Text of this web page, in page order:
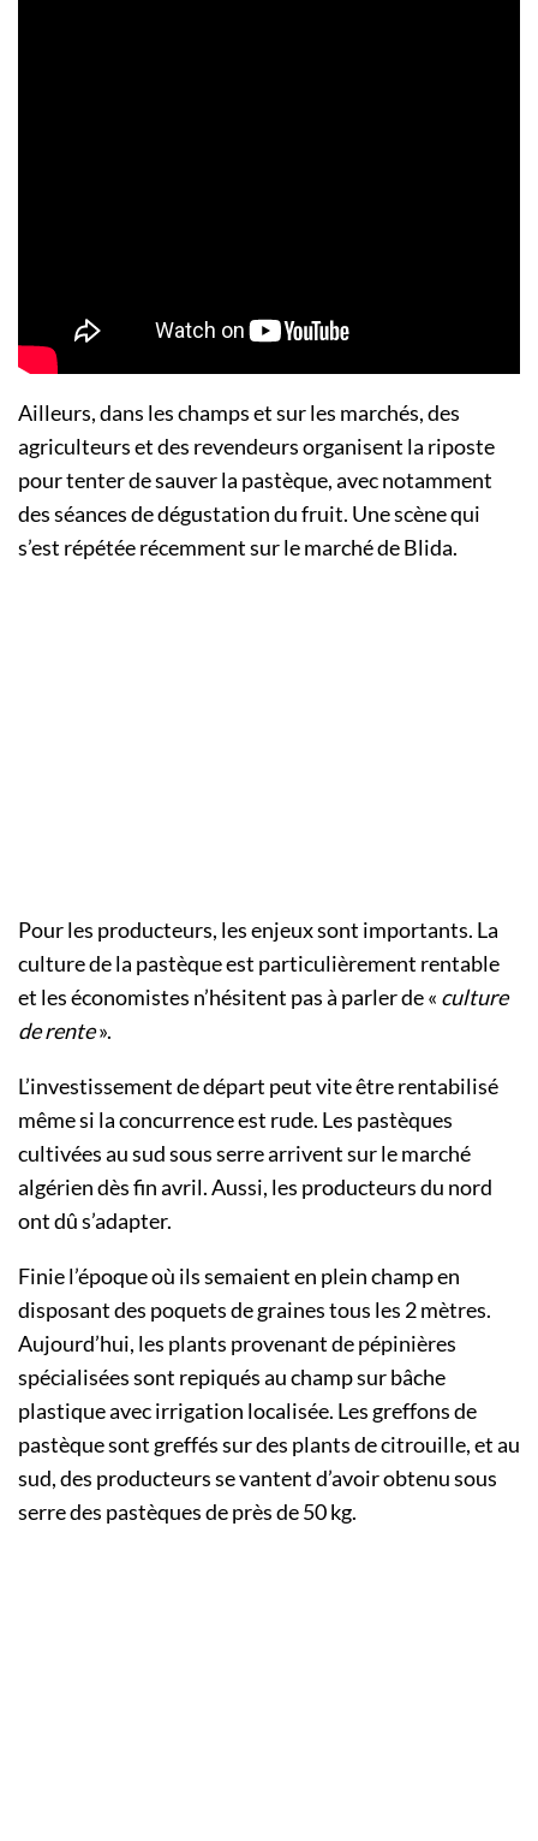
Ailleurs, dans les champs et sur les marchés, des
agriculteurs et des revendeurs organisent la riposte
pour tenter de sauver la pastèque, avec notamment
des séances de dégustation du fruit. Une scène qui
s’est répétée récemment sur le marché de Blida.
Pour les producteurs, les enjeux sont importants. La
culture de la pastèque est particulièrement rentable
et les économistes n’hésitent pas à parler de « culture
de rente».
L’investissement de départ peut vite être rentabilisé
même si la concurrence est rude. Les pastèques
cultivées au sud sous serre arrivent sur le marché
algérien dès fin avril. Aussi, les producteurs du nord
ont dû s’adapter.
Finie l’époque où ils semaient en plein champ en
disposant des poquets de graines tous les 2 mètres.
Aujourd’hui, les plants provenant de pépinières
spécialisées sont repiqués au champ sur bâche
plastique avec irrigation localisée. Les greffons de
pastèque sont greffés sur des plants de citrouille, et au
sud, des producteurs se vantent d’avoir obtenu sous
serre des pastèques de près de 50 kg.